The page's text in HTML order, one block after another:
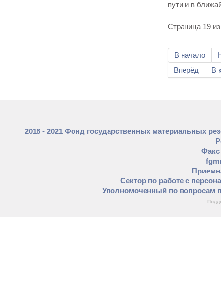
пути и в
Страница 19
В начало
Вперёд
В
2018 - 2021 Фонд государственных материальных
Факс
Сектор по работе с
Уполномоченный по вопросам